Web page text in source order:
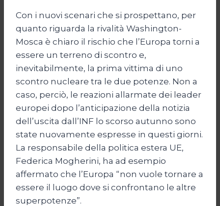
Con i nuovi scenari che si prospettano, per
quanto riguarda la rivalità Washington-
Mosca è chiaro il rischio che l’Europa torni a
essere un terreno di scontro e,
inevitabilmente, la prima vittima di uno
scontro nucleare tra le due potenze. Non a
caso, perciò, le reazioni allarmate dei leader
europei dopo l’anticipazione della notizia
dell’uscita dall’INF lo scorso autunno sono
state nuovamente espresse in questi giorni.
La responsabile della politica estera UE,
Federica Mogherini, ha ad esempio
affermato che l’Europa “non vuole tornare a
essere il luogo dove si confrontano le altre
superpotenze”.